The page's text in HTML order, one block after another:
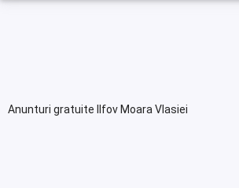
Anunturi gratuite Ilfov Moara Vlasiei